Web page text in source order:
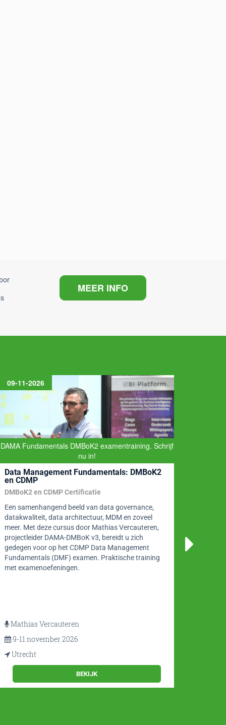
MEER INFO
09-11-2026
DAMA Fundamentals DMBoK2 examentraining. Schrijf
nu in!
Data Management Fundamentals: DMBoK2
en CDMP
DMBoK2 en CDMP Certificatie
Een samenhangend beeld van data governance,
datakwaliteit, data architectuur, MDM en zoveel
meer. Met deze cursus door Mathias Vercauteren,
projectleider DAMA-DMBoK v3, bereidt u zich
gedegen voor op het CDMP Data Management
Fundamentals (DMF) examen. Praktische training
met examenoefeningen.
Mathias Vercauteren
9-11 november 2026
Utrecht
BEKIJK